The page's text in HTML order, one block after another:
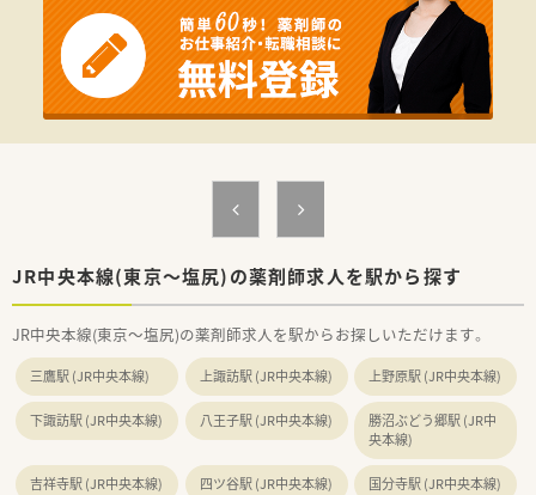
【法人特徴について】
■山梨県内において地域密着型の調剤薬局を3店舗展開してお
り、地元の方々の健康を幅広く支えております。
■従業員一人ひとりに寄り添った温かい経営方針を掲げている
ため、非常に風通しが良く働きやすい環境です。
■どの店舗においても多めの人員配置を実施しており、スタッフ
同士が助け合いながら業務を進められる社風です。
【職場環境と雰囲気】
■薬剤師は正社員2名とパート5名が在籍しており、常時2名から
指導といった本来の業務に専念しやすい環境です。
■定着率が非常に高く、スタッフ同士の仲も良いため、新しく入
JR中央本線(東京～塩尻)の薬剤師求人を駅から探す
JR中央本線(東京～塩尻)の薬剤師求人を駅からお探しいただけます。
三鷹駅 (JR中央本線) 上諏訪駅 (JR中央本線) 上野原駅 (JR中央本線)
下諏訪駅 (JR中央本線) 八王子駅 (JR中央本線)
勝沼ぶどう郷駅 (JR中
央本線)
吉祥寺駅 (JR中央本線) 四ツ谷駅 (JR中央本線) 国分寺駅 (JR中央本線)